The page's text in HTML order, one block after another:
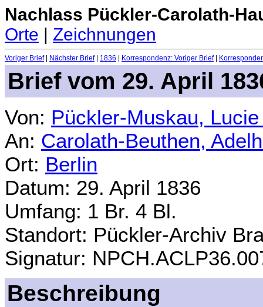
Nachlass Pückler-Carolath-
Orte | Zeichnungen
Voriger Brief| Nächster Brief| 1836 Korrespondenz: Voriger Brief|
Brief vom 29. April
Von: Pückler-Muskau,
An: Carolath-Beuthen,
Ort: Berlin
Datum: 29. April 1836
Umfang: 1 Br. 4 Bl.
Standort: Pückler-Archiv
Signatur:
Beschreibung